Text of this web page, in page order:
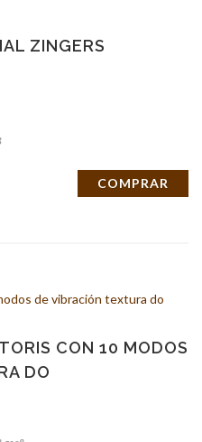
ZINGERS
COMPRAR
CON 10 MODOS
DO